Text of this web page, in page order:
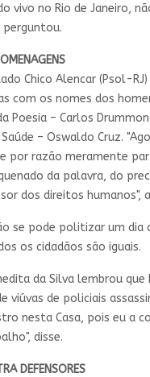
vivo no Rio de Janeiro,
perguntou.
Chico Alencar (Psol-
com os nomes dos
Poesia – Carlos
– Oswaldo Cruz.
por razão meramente
da palavra, do
dos direitos humanos",
se pode politizar um dia
os cidadãos são iguais.
da Silva lembrou que
viúvas de policiais
nesta Casa, pois eu a
disse.
DEFENSORES